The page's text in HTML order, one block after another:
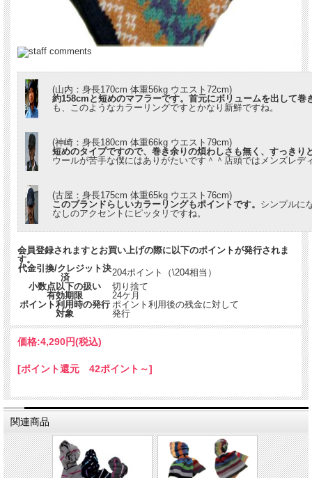
(山内：身長170cm 体重56kg ウエスト72cm)
約158cmと短めのマフラーです。首元にボリュームを出して巻
も、このようなカラーリングですとかなり新鮮ですね。
(神崎：身長180cm 体重66kg ウエスト79cm)
短めのタイプですので、巻き余りの煩わしさも無く、すっきり
ウールが苦手な僕にはありがたいです＾＾店頭ではメンズレデ
(古屋：身長175cm 体重65kg ウエスト76cm)
このブランドらしいカラーリングもポイントです。 シンプルに
なしのアクセントにピッタリですね。
会員登録されますとお買い上げの際に以下のポイントが発行されま
す。
代金引換/クレジット決
済
204ポイント（\204相当）
小数点以下の扱い
切り捨て
有効期限
24ケ月
ポイント利用時の発行
対象
ポイント利用後の残金に対して
発行
価格:4,290円(税込)
[ポイント還元 42ポイント～]
関連商品